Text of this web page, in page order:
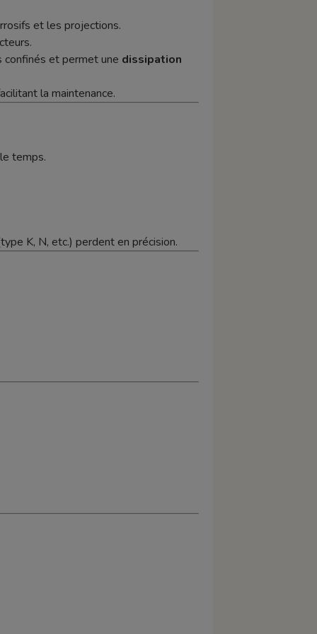
et les projections.
confinés et permet une dissipation
la maintenance.
temps.
K, N, etc.) perdent en précision.